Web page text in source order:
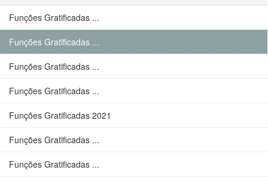
Funções Gratificadas ...
Funções Gratificadas ...
Funções Gratificadas ...
Funções Gratificadas ...
Funções Gratificadas 2021
Funções Gratificadas ...
Funções Gratificadas ...